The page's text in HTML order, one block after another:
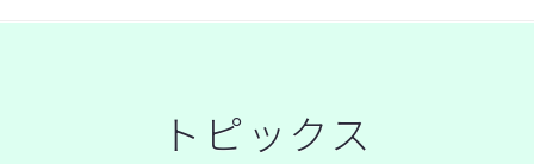
トピックス